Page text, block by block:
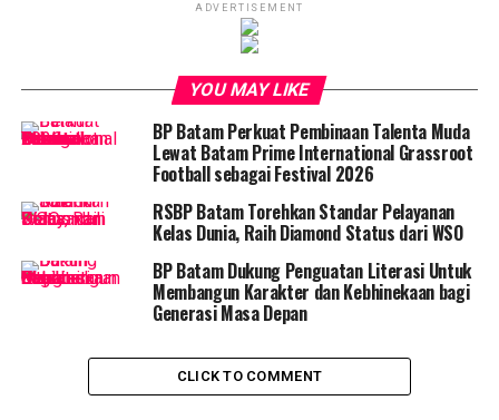
Merasa dirugikan, NS segera meminta
pertanggungjawaban dari pihak BNI. Kasus ini kemudian
mendapat perhatian serius dari tim kuasa hukumnya,
Jhon Asron dan Sebastian Surbakti dari Kantor Hukum
JAP & Partner.
Jhon Asron menegaskan bahwa jika kehilangan dana
tersebut bukan karena kesalahan kliennya, maka pihak
bank harus bertanggung jawab atas kerugian yang
Sementara itu, Sebastian Surbakti, S.H., menyoroti
lemahnya sistem keamanan perbankan yang
memungkinkan kasus seperti ini terjadi. “Kami tidak
hanya memperjuangkan hak klien kami, tetapi juga ingin
ADVERTISEMENT
YOU MAY LIKE
BP Batam Perkuat Pembinaan Talenta Muda
Lewat Batam Prime International Grassroot
Football sebagai Festival 2026
RSBP Batam Torehkan Standar Pelayanan
Kelas Dunia, Raih Diamond Status dari WSO
BP Batam Dukung Penguatan Literasi Untuk
Membangun Karakter dan Kebhinekaan bagi
Generasi Masa Depan
CLICK TO COMMENT